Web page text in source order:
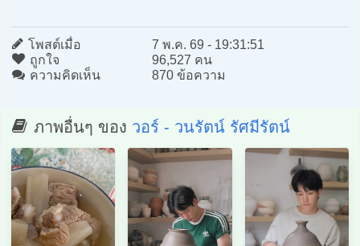
โพสต์เมื่อ
7 พ.ค. 69 - 19:31:51
ถูกใจ
96,527 คน
ความคิดเห็น
870 ข้อความ
ภาพอื่นๆ ของ วอร์ - วนรัตน์ รัศมีรัตน์